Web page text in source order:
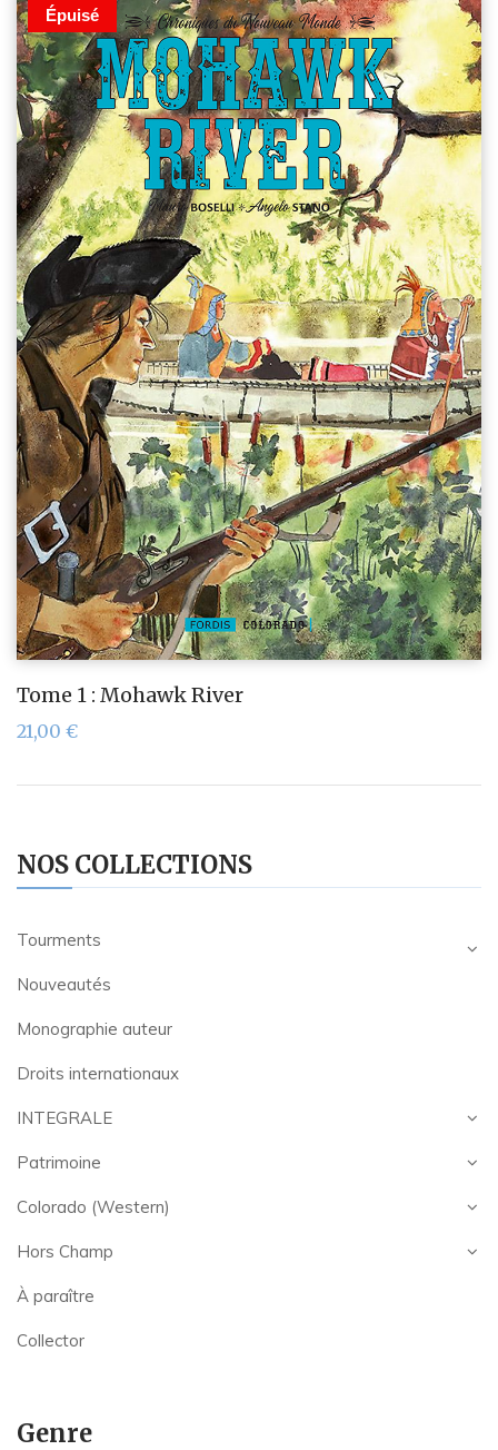
NOS COLLECTIONS
Tourments
Nouveautés
Monographie auteur
Droits internationaux
INTEGRALE
Patrimoine
Colorado (Western)
Hors Champ
À paraître
Collector
Genre
Épuisé
Tome 1 : Mohawk River
21,00 €